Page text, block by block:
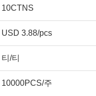
10CTNS
USD 3.88/pcs
티/티
10000PCS/주